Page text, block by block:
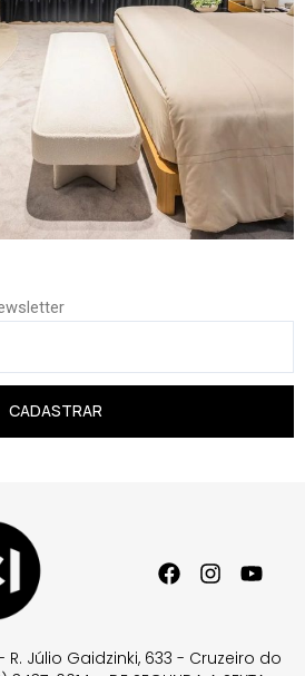
CADASTRAR
R. Júlio Gaidzinki, 633 - Cruzeiro do